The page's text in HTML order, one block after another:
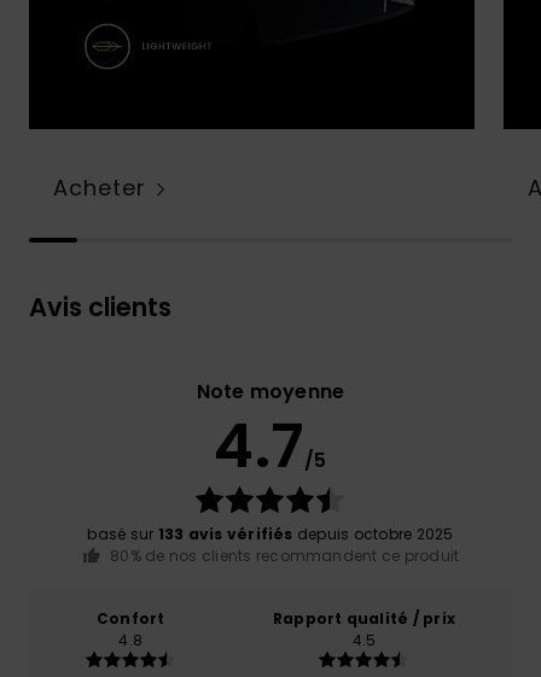
Acheter
Avis clients
Note moyenne
4.7/5
basé sur 133 avis vérifiés depuis octobre 2025
80% de nos clients recommandent ce produit
Confort
4.8
Rapport qualité / prix
4.5